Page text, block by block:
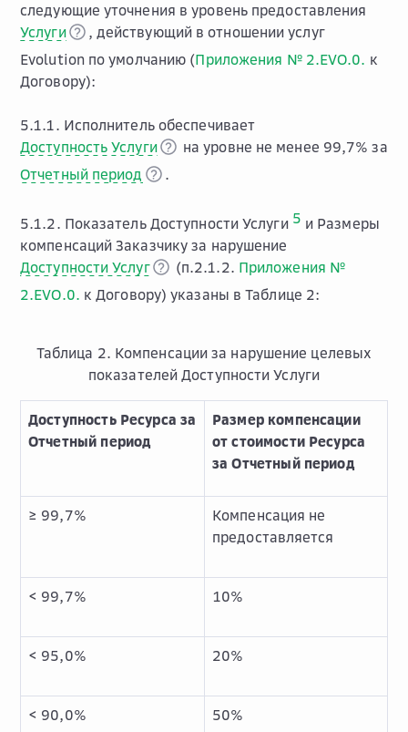
следующие уточнения в уровень предоставления
Услуги
, действующий в отношении услуг
Evolution по умолчанию (Приложения № 2.EVO.0. к
Договору):
5.1.1. Исполнитель обеспечивает
Доступность Услуги
на уровне не менее 99,7% за
Отчетный период
.
5.1.2. Показатель Доступности Услуги 5 и Размеры
компенсаций Заказчику за нарушение
Доступности Услуг
(п.2.1.2. Приложения №
2.EVO.0. к Договору) указаны в Таблице 2:
Таблица 2. Компенсации за нарушение целевых
показателей Доступности Услуги
Доступность Ресурса за
Отчетный период
Размер компенсации
от стоимости Ресурса
за Отчетный период
≥ 99,7%
Компенсация не
предоставляется
< 99,7% 10%
< 95,0% 20%
< 90,0% 50%